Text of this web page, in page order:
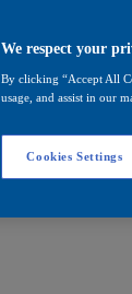
We respect your
By clicking “Accept All
usage, and assist in our
Cookies Settings